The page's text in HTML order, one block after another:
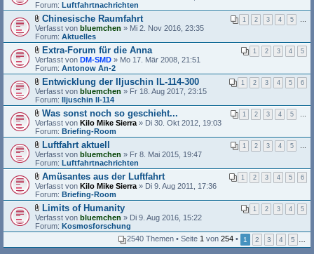
a
t
e
i
a
n
h
a
n
g
Forum: Luftfahrtnachrichten
D
a
t
e
i
a
n
h
a
n
g
Chinesische Raumfahrt 1 2 3 4 5
Verfasst von bluemchen » Mi 2. Nov 2016, 23:35
Forum: Aktuelles
D
a
t
e
i
a
n
h
a
n
g
Extra-Forum für die Anna 1 2 3 4 5
Verfasst von DM-SMD » Mo 17. Mär 2008, 21:51
Forum: Antonow An-2
D
a
t
e
i
a
n
h
a
n
g
Entwicklung der Iljuschin IL-114-300 1 2 3 4 5 6
Verfasst von bluemchen » Fr 18. Aug 2017, 23:15
Forum: Iljuschin Il-114
D
a
t
e
i
a
n
h
a
n
g
Was sonst noch so geschieht... 1 2 3 4 5
Verfasst von Kilo Mike Sierra » Di 30. Okt 2012, 19:03
Forum: Briefing-Room
D
a
t
e
i
a
n
h
a
n
Luftfahrt aktuell 1 2 3 4 5
Verfasst von bluemchen » Fr 8. Mai 2015, 19:47
Forum: Luftfahrtnachrichten
D
a
t
e
i
a
n
Amüsantes aus der Luftfahrt 1 2 3 4 5 6
Verfasst von Kilo Mike Sierra » Di 9. Aug 2011, 17:36
Forum: Briefing-Room
D
a
t
i
Limits of Humanity 1 2 3 4 5
Verfasst von bluemchen » Di 9. Aug 2016, 15:22
Forum: Kosmosforschung
2540 Themen • Seite 1 von 254 • 1 2 3 4 5